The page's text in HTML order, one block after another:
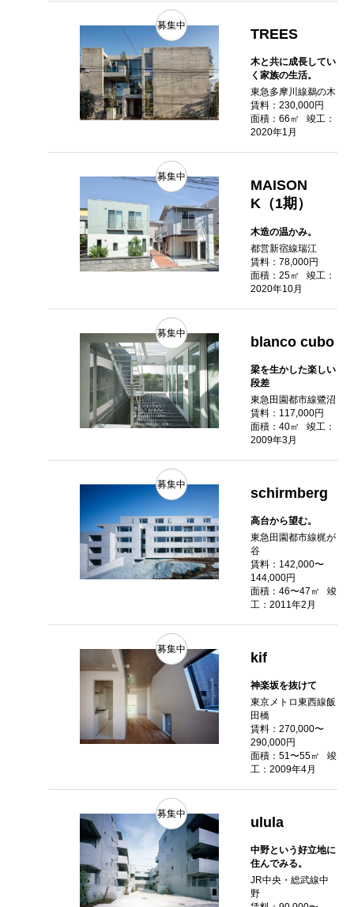
募集中
TREES
木と共に成長してい
く家族の生活。
東急多摩川線鵜の木
賃料：230,000円
面積：66㎡
竣工：
2020年1月
募集中
MAISON
K（1期）
木造の温かみ。
都営新宿線瑞江
賃料：78,000円
面積：25㎡
竣工：
2020年10月
募集中
blanco cubo
梁を生かした楽しい
段差
東急田園都市線鷺沼
賃料：117,000円
面積：40㎡
竣工：
2009年3月
募集中
schirmberg
高台から望む。
東急田園都市線梶が
谷
賃料：142,000〜
144,000円
面積：46〜47㎡
竣
工：2011年2月
募集中
kif
神楽坂を抜けて
東京メトロ東西線飯
田橋
賃料：270,000〜
290,000円
面積：51〜55㎡
竣
工：2009年4月
募集中
ulula
中野という好立地に
住んでみる。
JR中央・総武線中
野